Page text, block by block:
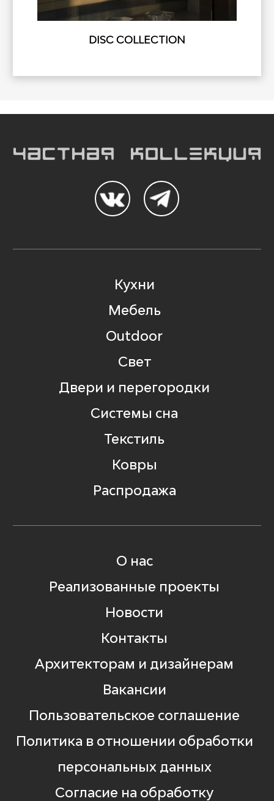
DISC COLLECTION
Кухни
Мебель
Outdoor
Свет
Двери и перегородки
Системы сна
Текстиль
Ковры
Распродажа
О нас
Реализованные проекты
Новости
Контакты
Архитекторам и дизайнерам
Вакансии
Пользовательское соглашение
Политика в отношении обработки
персональных данных
Согласие на обработку